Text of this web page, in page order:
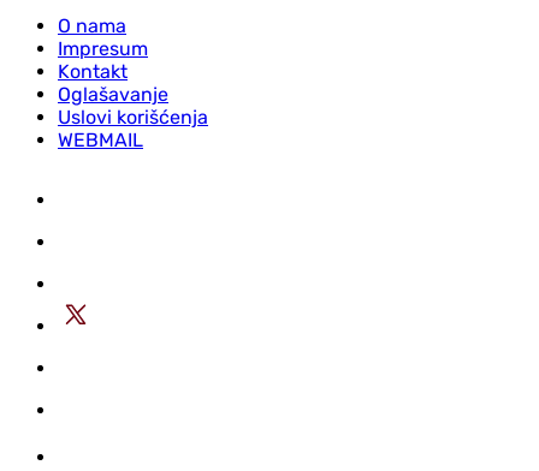
O nama
Impresum
Kontakt
Oglašavanje
Uslovi korišćenja
WEBMAIL